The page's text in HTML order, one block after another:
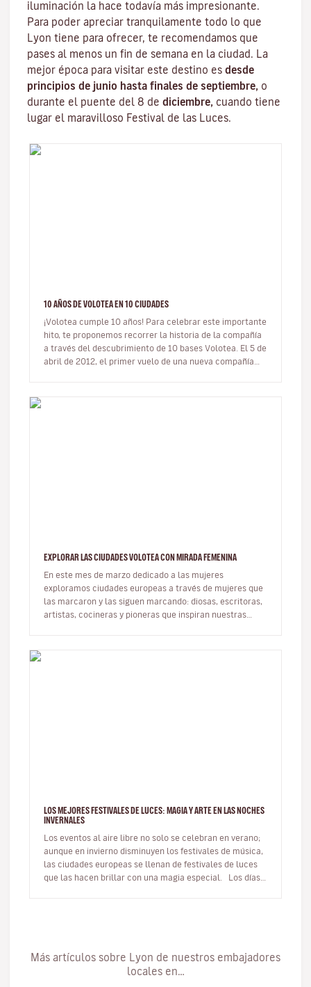
iluminación la hace todavía más impresionante.
Para poder apreciar tranquilamente todo lo que
Lyon tiene para ofrecer, te recomendamos que
pases al menos un fin de semana en la ciudad. La
mejor época para visitar este destino es desde
principios de junio hasta finales de septiembre, o
durante el puente del 8 de diciembre, cuando tiene
lugar el maravilloso Festival de las Luces.
10 AÑOS DE VOLOTEA EN 10 CIUDADES
¡Volotea cumple 10 años! Para celebrar este importante
hito, te proponemos recorrer la historia de la compañía
a través del descubrimiento de 10 bases Volotea. El 5 de
abril de 2012, el primer vuelo de una nueva compañía
EXPLORAR LAS CIUDADES VOLOTEA CON MIRADA FEMENINA
En este mes de marzo dedicado a las mujeres
exploramos ciudades europeas a través de mujeres que
las marcaron y las siguen marcando: diosas, escritoras,
artistas, cocineras y pioneras que inspiran nuestras
LOS MEJORES FESTIVALES DE LUCES: MAGIA Y ARTE EN LAS NOCHES
INVERNALES
Los eventos al aire libre no solo se celebran en verano;
aunque en invierno disminuyen los festivales de música,
las ciudades europeas se llenan de festivales de luces
que las hacen brillar con una magia especial. Los días
Más artículos sobre Lyon de nuestros embajadores
locales en…